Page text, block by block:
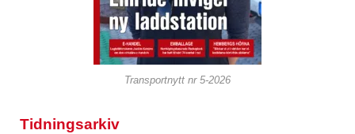
Transportnytt nr 5-2026
Tidningsarkiv